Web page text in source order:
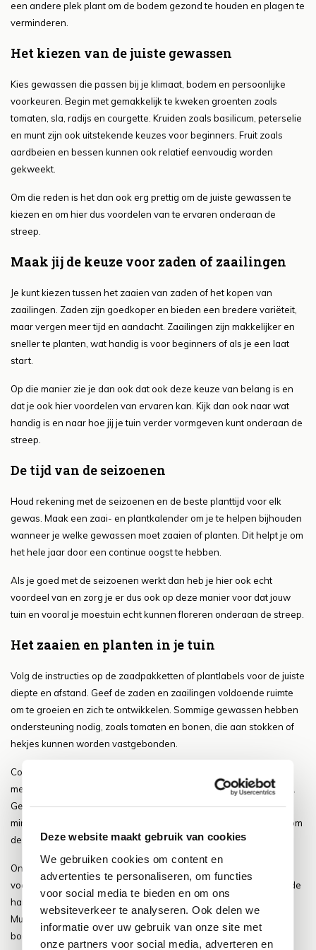
Deze website maakt gebruik van cookies
We gebruiken cookies om content en
advertenties te personaliseren, om functies
voor social media te bieden en om ons
websiteverkeer te analyseren. Ook delen we
informatie over uw gebruik van onze site met
onze partners voor social media, adverteren en
een andere plek plant om de bodem gezond te houden en plagen te
verminderen.
Het kiezen van de juiste gewassen
Kies gewassen die passen bij je klimaat, bodem en persoonlijke
voorkeuren. Begin met gemakkelijk te kweken groenten zoals
tomaten, sla, radijs en courgette. Kruiden zoals basilicum, peterselie
en munt zijn ook uitstekende keuzes voor beginners. Fruit zoals
aardbeien en bessen kunnen ook relatief eenvoudig worden
gekweekt.
Om die reden is het dan ook erg prettig om de juiste gewassen te
kiezen en om hier dus voordelen van te ervaren onderaan de
streep.
Maak jij de keuze voor zaden of zaailingen
Je kunt kiezen tussen het zaaien van zaden of het kopen van
zaailingen. Zaden zijn goedkoper en bieden een bredere variëteit,
maar vergen meer tijd en aandacht. Zaailingen zijn makkelijker en
sneller te planten, wat handig is voor beginners of als je een laat
start.
Op die manier zie je dan ook dat ook deze keuze van belang is en
dat je ook hier voordelen van ervaren kan. Kijk dan ook naar wat
handig is en naar hoe jij je tuin verder vormgeven kunt onderaan de
streep.
De tijd van de seizoenen
Houd rekening met de seizoenen en de beste planttijd voor elk
gewas. Maak een zaai- en plantkalender om je te helpen bijhouden
wanneer je welke gewassen moet zaaien of planten. Dit helpt je om
het hele jaar door een continue oogst te hebben.
Als je goed met de seizoenen werkt dan heb je hier ook echt
voordeel van en zorg je er dus ook op deze manier voor dat jouw
tuin en vooral je moestuin echt kunnen floreren onderaan de streep.
Het zaaien en planten in je tuin
Volg de instructies op de zaadpakketten of plantlabels voor de juiste
diepte en afstand. Geef de zaden en zaailingen voldoende ruimte
om te groeien en zich te ontwikkelen. Sommige gewassen hebben
ondersteuning nodig, zoals tomaten en bonen, die aan stokken of
hekjes kunnen worden vastgebonden.
Consistentie is de sleutel bij het water geven van je moestuin. De
meeste groenten hebben ongeveer 2,5 cm water per week nodig.
Geef bij voorkeur 's ochtends water om verdamping te
minimaliseren en schimmelziekten te voorkomen. Gebruik mulch om
de bodem vochtig te houden en onkruid te onderdrukken.
Onkruid kan concurreren met je groenten om water, licht en
voedingsstoffen. Wieden is daarom essentieel. Trek onkruid met de
hand uit of gebruik een schoffel om de wortels los te maken.
Mulchen helpt ook om de groei van onkruid te verminderen en de
bodemvochtigheid te behouden.